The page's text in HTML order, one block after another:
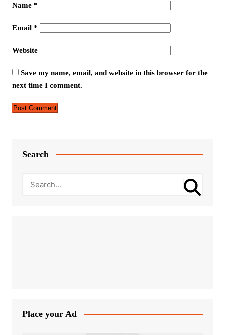
Name *
Email *
Website
Save my name, email, and website in this browser for the
next time I comment.
Search
Place your Ad